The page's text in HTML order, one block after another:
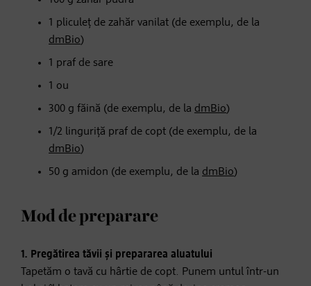
1 pliculeț de zahăr vanilat (de exemplu, de la
dmBio)
1 praf de sare
1 ou
300 g făină (de exemplu, de la dmBio)
1/2 linguriță praf de copt (de exemplu, de la
dmBio)
50 g amidon (de exemplu, de la dmBio)
Mod de preparare
1. Pregătirea tăvii și prepararea aluatului
Tapetăm o tavă cu hârtie de copt. Punem untul într-un